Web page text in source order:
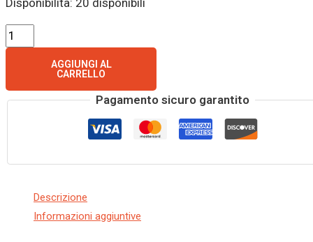
Disponibilità: 20 disponibili
AGGIUNGI AL
CARRELLO
Pagamento sicuro garantito
Descrizione
Informazioni aggiuntive